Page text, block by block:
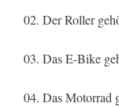
02. Der Roller
03. Das E-Bike
04. Das Motorrad